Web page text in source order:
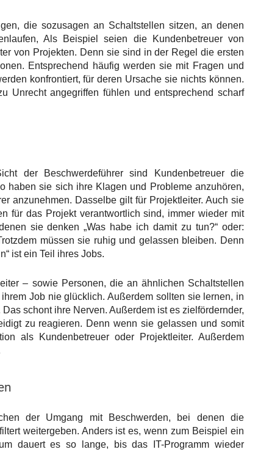
die sozusagen an Schaltstellen sitzen, an denen
Als Beispiel seien die Kundenbetreuer von
von Projekten. Denn sie sind in der Regel die ersten
Entsprechend häufig werden sie mit Fragen und
konfrontiert, für deren Ursache sie nichts können.
Unrecht angegriffen fühlen und entsprechend scharf
der Beschwerdeführer sind Kundenbetreuer die
haben sie sich ihre Klagen und Probleme anzuhören,
anzunehmen. Dasselbe gilt für Projektleiter. Auch sie
für das Projekt verantwortlich sind, immer wieder mit
sie denken „Was habe ich damit zu tun?“ oder:
müssen sie ruhig und gelassen bleiben. Denn
ist ein Teil ihres Jobs.
– sowie Personen, die an ähnlichen Schaltstellen
Job nie glücklich. Außerdem sollten sie lernen, in
schont ihre Nerven. Außerdem ist es zielfördernder,
zu reagieren. Denn wenn sie gelassen und somit
als Kundenbetreuer oder Projektleiter. Außerdem
der Umgang mit Beschwerden, bei denen die
weitergeben. Anders ist es, wenn zum Beispiel ein
dauert es so lange, bis das IT-Programm wieder